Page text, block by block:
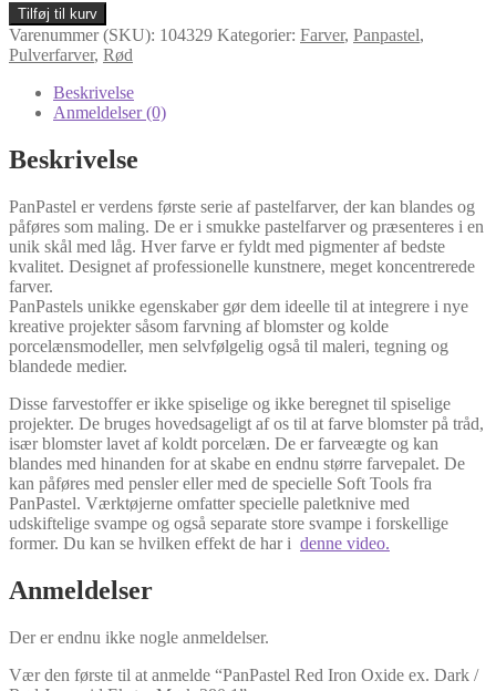
PanPastel
Red
Iron
Dark
Rød
Jernoxid
Mørk
380.1
antal
Tilføj til kurv
Varenummer (SKU): 104329 Kategorier: Farver, Panpastel,
Pulverfarver, Rød
Beskrivelse
Anmeldelser (0)
Beskrivelse
PanPastel er verdens første serie af pastelfarver, der kan blandes og
påføres som maling. De er i smukke pastelfarver og præsenteres i en
unik skål med låg. Hver farve er fyldt med pigmenter af bedste
kvalitet. Designet af professionelle kunstnere, meget koncentrerede
farver.
PanPastels unikke egenskaber gør dem ideelle til at integrere i nye
kreative projekter såsom farvning af blomster og kolde
porcelænsmodeller, men selvfølgelig også til maleri, tegning og
blandede medier.
Disse farvestoffer er ikke spiselige og ikke beregnet til spiselige
projekter. De bruges hovedsageligt af os til at farve blomster på tråd,
især blomster lavet af koldt porcelæn. De er farveægte og kan
blandes med hinanden for at skabe en endnu større farvepalet. De
kan påføres med pensler eller med de specielle Soft Tools fra
PanPastel. Værktøjerne omfatter specielle paletknive med
udskiftelige svampe og også separate store svampe i forskellige
former. Du kan se hvilken effekt de har i denne video.
Anmeldelser
Der er endnu ikke nogle anmeldelser.
Vær den første til at anmelde “PanPastel Red Iron Oxide ex. Dark /